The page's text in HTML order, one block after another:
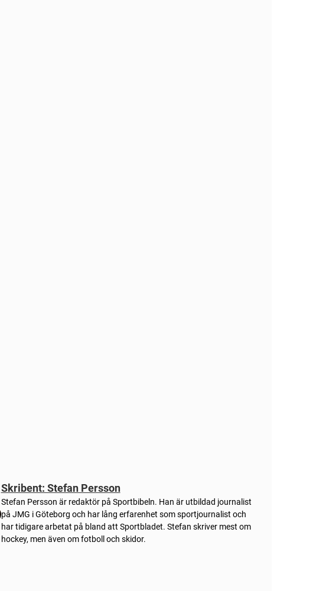
Skribent: Stefan Persson
Stefan Persson är redaktör på Sportbibeln. Han är utbildad journalist
på JMG i Göteborg och har lång erfarenhet som sportjournalist och
har tidigare arbetat på bland att Sportbladet. Stefan skriver mest om
hockey, men även om fotboll och skidor.